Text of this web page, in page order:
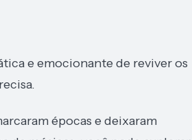
e emocionante de reviver os
épocas e deixaram